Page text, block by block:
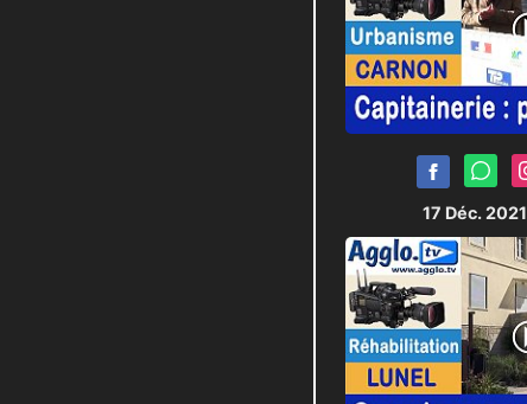
17 Déc. 2021